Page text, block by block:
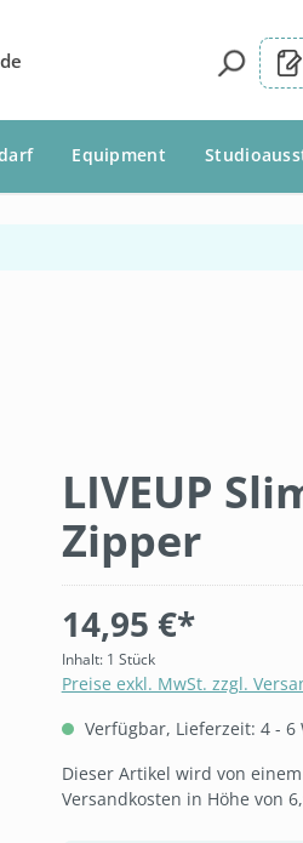
Equipment
LIVEUP
Zipper
14,95 €*
Inhalt: 1 Stück
Preise exkl. MwSt. zzgl.
Verfügbar, Lieferzeit: 4 - 6
Dieser Artikel wird von
Versandkosten in Höhe von